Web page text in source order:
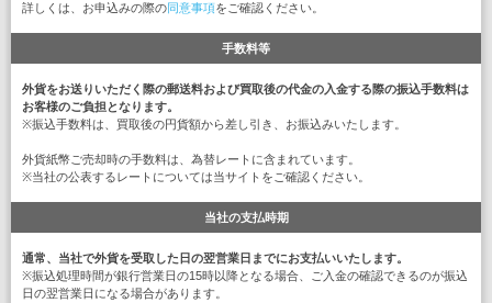
詳しくは、お申込みの際の同意事項をご確認ください。
手数料等
外貨をお送りいただく際の郵送料および買取後の代金の入金する際の振込手数料は
お客様のご負担となります。
※振込手数料は、買取後の円貨額から差し引き、お振込みいたします。
外貨紙幣ご売却時の手数料は、為替レートに含まれています。
※当社の公表するレートについては当サイトをご確認ください。
当社の支払時期
通常、当社で外貨を受取した日の翌営業日までにお支払いいたします。
※振込処理時間が銀行営業日の15時以降となる場合、ご入金の確認できるのが振込
日の翌営業日になる場合があります。